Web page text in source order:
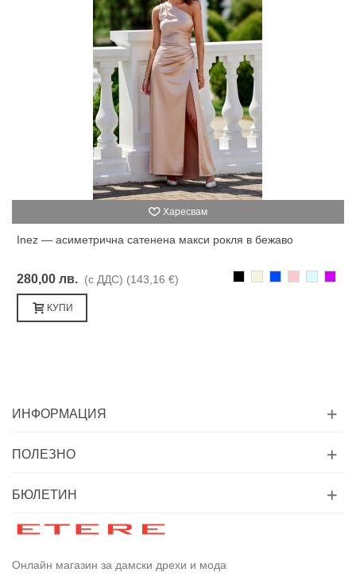
Харесвам
Inez — асиметрична сатенена макси рокля в бежаво
280,00 лв. (с ДДС) (143,16 €)
КУПИ
ИНФОРМАЦИЯ
ПОЛЕЗНО
БЮЛЕТИН
Онлайн магазин за дамски дрехи и мода